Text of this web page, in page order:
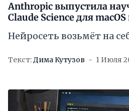
Anthropic выпустила
Claude Science для
Нейросеть возьмёт на
Текст:Дима Кутузов 1 Июля